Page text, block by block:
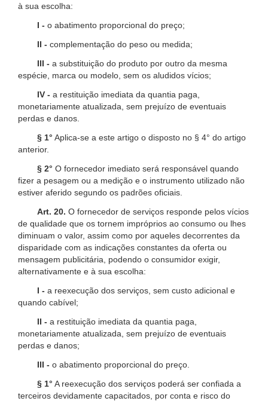
à sua escolha:
I - o abatimento proporcional do preço;
II - complementação do peso ou medida;
III - a substituição do produto por outro da mesma
espécie, marca ou modelo, sem os aludidos vícios;
IV - a restituição imediata da quantia paga,
monetariamente atualizada, sem prejuízo de eventuais
perdas e danos.
§ 1° Aplica-se a este artigo o disposto no § 4° do artigo
anterior.
§ 2° O fornecedor imediato será responsável quando
fizer a pesagem ou a medição e o instrumento utilizado não
estiver aferido segundo os padrões oficiais.
Art. 20. O fornecedor de serviços responde pelos vícios
de qualidade que os tornem impróprios ao consumo ou lhes
diminuam o valor, assim como por aqueles decorrentes da
disparidade com as indicações constantes da oferta ou
mensagem publicitária, podendo o consumidor exigir,
alternativamente e à sua escolha:
I - a reexecução dos serviços, sem custo adicional e
quando cabível;
II - a restituição imediata da quantia paga,
monetariamente atualizada, sem prejuízo de eventuais
perdas e danos;
III - o abatimento proporcional do preço.
§ 1° A reexecução dos serviços poderá ser confiada a
terceiros devidamente capacitados, por conta e risco do